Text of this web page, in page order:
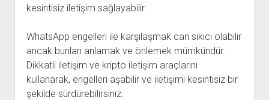
kesintisiz iletişim sağlayabilir.
WhatsApp engelleri ile karşılaşmak can sıkıcı olabilir
ancak bunları anlamak ve önlemek mümkündür.
Dikkatli iletişim ve kripto iletişim araçlarını
kullanarak, engelleri aşabilir ve iletişimi kesintisiz bir
şekilde sürdürebilirsiniz.